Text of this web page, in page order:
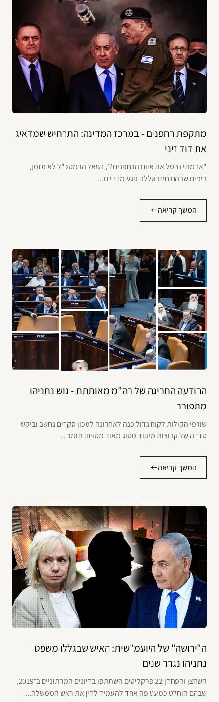
מתקפת רחפנים - במרכז המדינה: התרחיש שמדאיג
את דוד זיני
"אז מתי נחסל את איום הרחפנים?", נשאל הרמטכ"ל לא מזמן,
בימים שבהם חיזבאללה פגע מדי יום...
המשך קריאה
ההודעה החריגה של רה"מ מאותתת - גוש נתניהו
מתפורר
שורפי הקולות לקוח גדול פנה לאחרונה למכון סקרים נחשב וביקש
סדרה של קבוצות מיקוד מסוג מאוד מסוים: תומכי...
המשך קריאה
ה"ירושה" של היועמ"שית: האיש שבגללו משפט
נתניהו נגרר שנים
השחצן והפחדן 22 פרקליטים השתתפו בדיונים המרתוניים ב־2019,
שבהם הוחלט כמעט פה אחד להעמיד לדין את ראש הממשלה...